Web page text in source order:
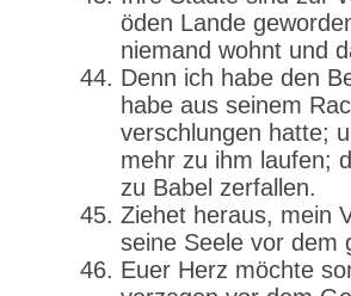
öden Lande
niemand wohnt und
Denn ich habe den
habe aus seinem
verschlungen hatte;
mehr zu ihm laufen;
zu Babel zerfallen.
Ziehet heraus, mein
seine Seele vor dem
Euer Herz möchte